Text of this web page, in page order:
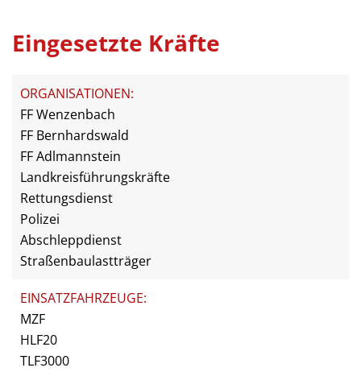
Eingesetzte Kräfte
ORGANISATIONEN:
FF Wenzenbach
FF Bernhardswald
FF Adlmannstein
Landkreisführungskräfte
Rettungsdienst
Polizei
Abschleppdienst
Straßenbaulastträger
EINSATZFAHRZEUGE:
MZF
HLF20
TLF3000